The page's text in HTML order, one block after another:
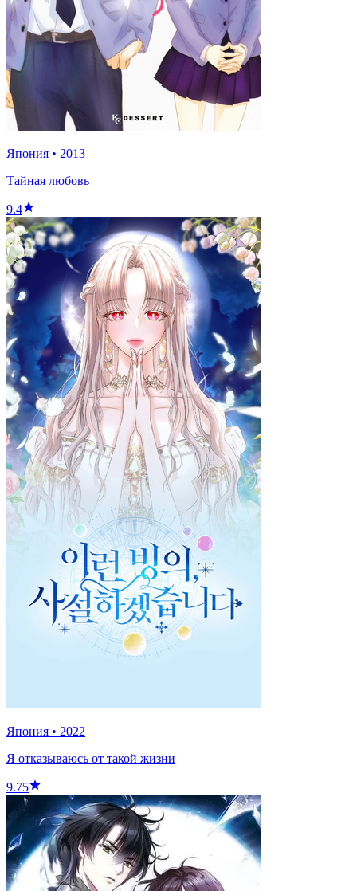
Япония • 2013
Тайная любовь
9.4
Япония • 2022
Я отказываюсь от такой жизни
9.75